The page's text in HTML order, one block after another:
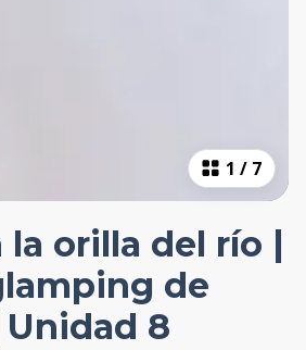
1 / 7
orilla del río |
de
8